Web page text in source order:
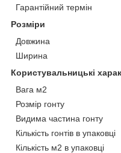
Гарантійний термін
Розміри
Довжина
Ширина
Користувальницькі
Вага м2
Розмір гонту
Видима частина гонту
Кількість гонтів в упаковці
Кількість м2 в упаковці